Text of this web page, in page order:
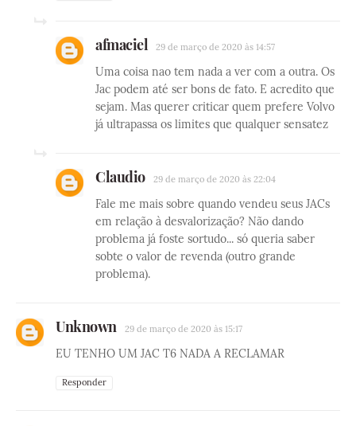
afmaciel 29 de março de 2020 às 14:57
Uma coisa nao tem nada a ver com a outra. Os
Jac podem até ser bons de fato. E acredito que
sejam. Mas querer criticar quem prefere Volvo
já ultrapassa os limites que qualquer sensatez
Claudio 29 de março de 2020 às 22:04
Fale me mais sobre quando vendeu seus JACs
em relação à desvalorização? Não dando
problema já foste sortudo... só queria saber
sobte o valor de revenda (outro grande
problema).
Unknown 29 de março de 2020 às 15:17
EU TENHO UM JAC T6 NADA A RECLAMAR
Responder